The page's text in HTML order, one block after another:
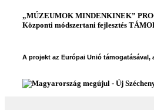
„MÚZEUMOK MINDENKINEK”
Központi módszertani fejlesztés
A projekt az Európai Unió